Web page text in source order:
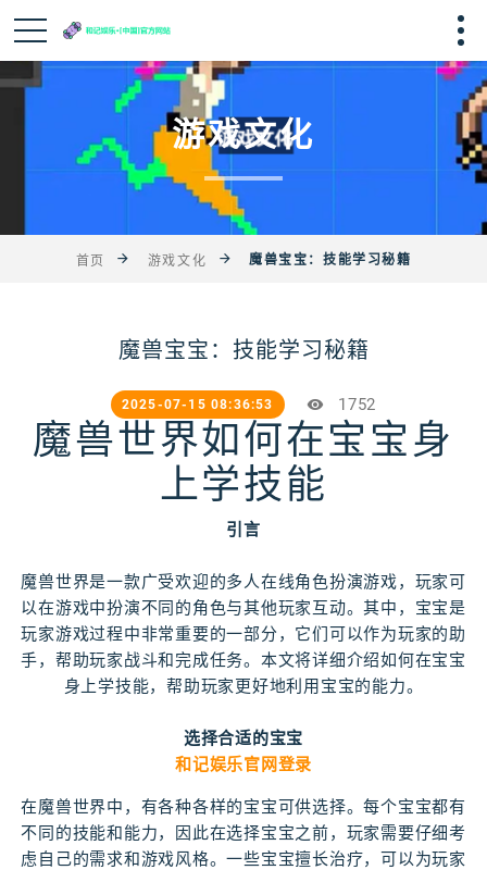
游戏文化
首页 游戏文化 魔兽宝宝：技能学习秘籍
魔兽宝宝：技能学习秘籍
2025-07-15 08:36:53 1752
魔兽世界如何在宝宝身
上学技能
引言
魔兽世界是一款广受欢迎的多人在线角色扮演游戏，玩家可
以在游戏中扮演不同的角色与其他玩家互动。其中，宝宝是
玩家游戏过程中非常重要的一部分，它们可以作为玩家的助
手，帮助玩家战斗和完成任务。本文将详细介绍如何在宝宝
身上学技能，帮助玩家更好地利用宝宝的能力。
选择合适的宝宝
和记娱乐官网登录
在魔兽世界中，有各种各样的宝宝可供选择。每个宝宝都有
不同的技能和能力，因此在选择宝宝之前，玩家需要仔细考
虑自己的需求和游戏风格。一些宝宝擅长治疗，可以为玩家